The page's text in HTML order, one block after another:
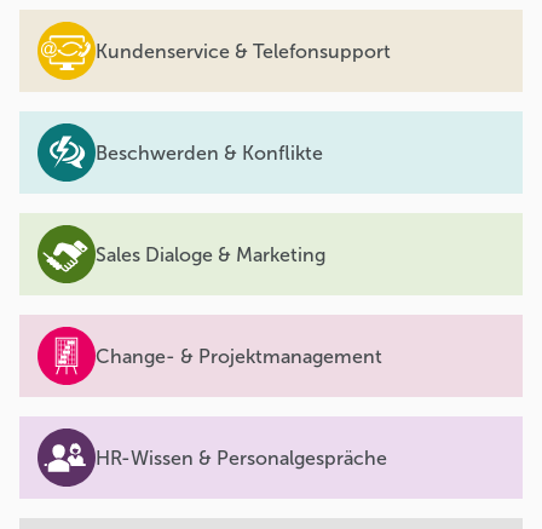
Kundenservice & Telefonsupport
Beschwerden & Konflikte
Sales Dialoge & Marketing
Change- & Projektmanagement
HR-Wissen & Personalgespräche